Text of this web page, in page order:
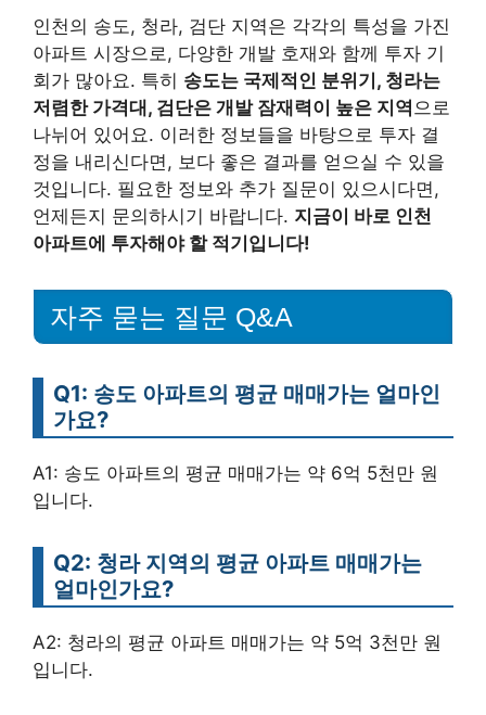
인천의 송도, 청라, 검단 지역은 각각의 특성을 가진
아파트 시장으로, 다양한 개발 호재와 함께 투자 기
회가 많아요. 특히 송도는 국제적인 분위기, 청라는
저렴한 가격대, 검단은 개발 잠재력이 높은 지역으로
나뉘어 있어요. 이러한 정보들을 바탕으로 투자 결
정을 내리신다면, 보다 좋은 결과를 얻으실 수 있을
것입니다. 필요한 정보와 추가 질문이 있으시다면,
언제든지 문의하시기 바랍니다. 지금이 바로 인천
아파트에 투자해야 할 적기입니다!
자주 묻는 질문 Q&A
Q1: 송도 아파트의 평균 매매가는 얼마인
가요?
A1: 송도 아파트의 평균 매매가는 약 6억 5천만 원
입니다.
Q2: 청라 지역의 평균 아파트 매매가는
얼마인가요?
A2: 청라의 평균 아파트 매매가는 약 5억 3천만 원
입니다.